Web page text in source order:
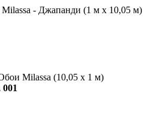
- Джапанди (1 м х 10,05 м)
Milassa (10,05 х 1 м)